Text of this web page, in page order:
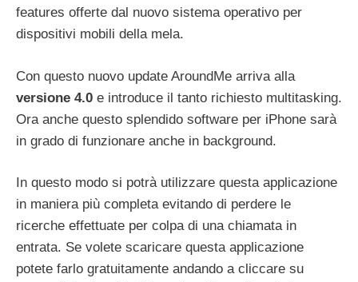
features offerte dal nuovo sistema operativo per
dispositivi mobili della mela.
Con questo nuovo update AroundMe arriva alla
versione 4.0 e introduce il tanto richiesto multitasking.
Ora anche questo splendido software per iPhone sarà
in grado di funzionare anche in background.
In questo modo si potrà utilizzare questa applicazione
in maniera più completa evitando di perdere le
ricerche effettuate per colpa di una chiamata in
entrata. Se volete scaricare questa applicazione
potete farlo gratuitamente andando a cliccare su